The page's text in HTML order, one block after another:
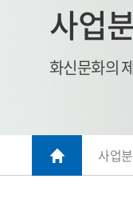
사업
화신문화의
사업